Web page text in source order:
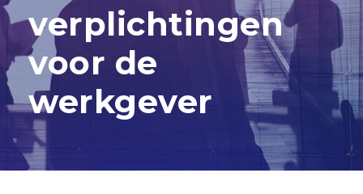
verplichtingen
voor de
werkgever